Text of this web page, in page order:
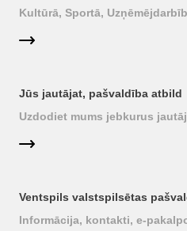
Kultūrā, Sportā,
Jūs jautājat, pašvaldība atbild
Uzdodiet mums jebkurus
Ventspils valstspilsētas
Informācija, kontakti, e-